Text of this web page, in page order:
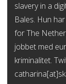
slavery in a
Bales. Hun
for The
jobbet med
kriminalitet.